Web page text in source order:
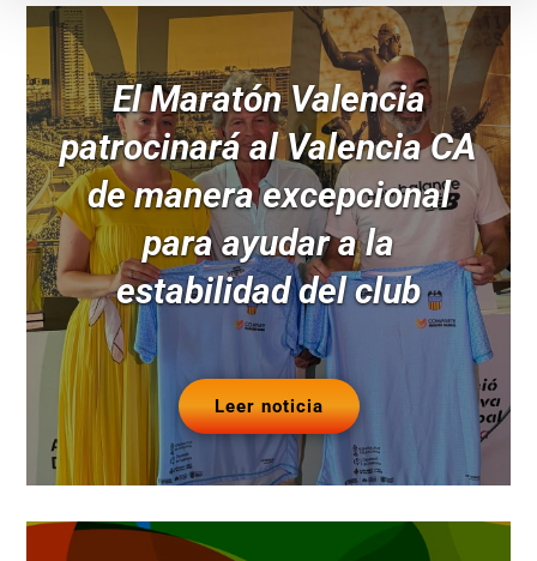
El Maratón Valencia
patrocinará al Valencia CA
de manera excepcional
para ayudar a la
estabilidad del club
Leer noticia